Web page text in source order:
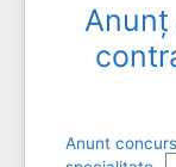
Anunt